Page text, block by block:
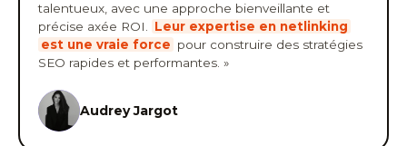
talentueux, avec une approche bienveillante et
précise axée ROI.
Leur expertise en netlinking
est une vraie force pour construire des stratégies
SEO rapides et performantes. »
Audrey Jargot